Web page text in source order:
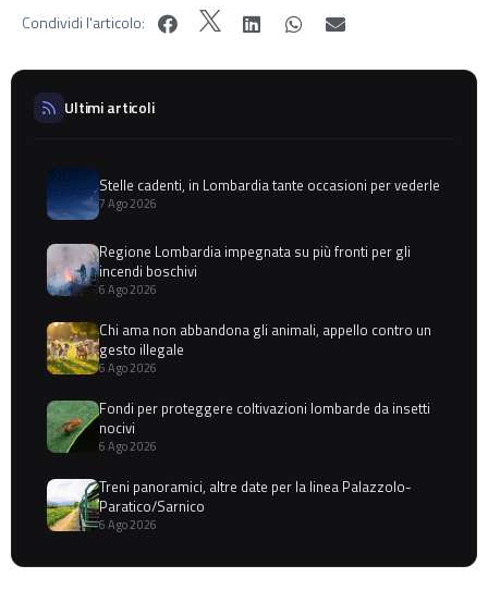
Condividi l'articolo:
Ultimi articoli
Stelle cadenti, in Lombardia tante occasioni per vederle
7 Ago 2026
Regione Lombardia impegnata su più fronti per gli
incendi boschivi
6 Ago 2026
Chi ama non abbandona gli animali, appello contro un
gesto illegale
6 Ago 2026
Fondi per proteggere coltivazioni lombarde da insetti
nocivi
6 Ago 2026
Treni panoramici, altre date per la linea Palazzolo-
Paratico/Sarnico
6 Ago 2026